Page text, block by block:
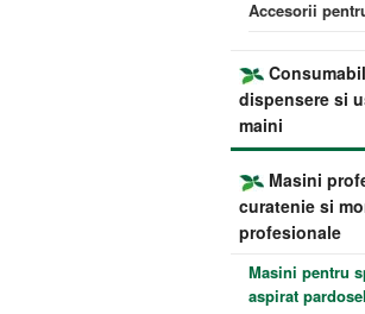
Accesorii
dispensere si
maini
Masini
curatenie si
profesionale
Masini pentru
aspirat